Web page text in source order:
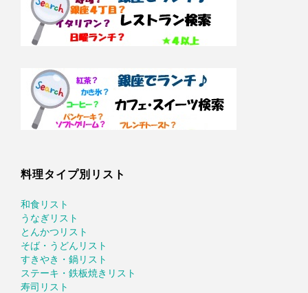
料理タイプ別リスト
和食リスト
うなぎリスト
とんかつリスト
そば・うどんリスト
すきやき・鍋リスト
ステーキ・鉄板焼きリスト
寿司リスト